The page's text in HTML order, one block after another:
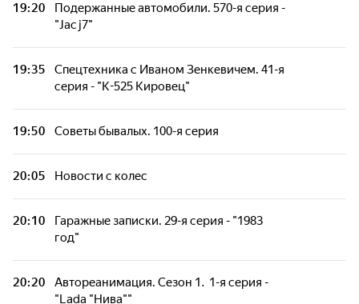
Новости с колес
Гагарин. Последний миг
Новости с колес
Два колеса. 111-я серия - "Loncin Xwolf 700I
Автомобили. 249-я серия - "Belgee X70"
Наши тесты. 1159-я серия - "Kaiyi X7
Kunlun"
19:20
Подержанные автомобили. 570-я серия -
"Jac j7"
19:35
Спецтехника с Иваном Зенкевичем. 41-я
серия - "К-525 Кировец"
19:50 Советы бывалых. 100-я серия
20:05 Новости с колес
20:10
Гаражные записки. 29-я серия - "1983
год"
20:20
Автореанимация. Сезон 1. 1-я серия -
"Lada "‎Нива""